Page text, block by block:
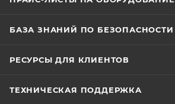
БАЗА ЗНАНИЙ ПО БЕЗОПАСНОСТИ
РЕСУРСЫ ДЛЯ КЛИЕНТОВ
ТЕХНИЧЕСКАЯ ПОДДЕРЖКА